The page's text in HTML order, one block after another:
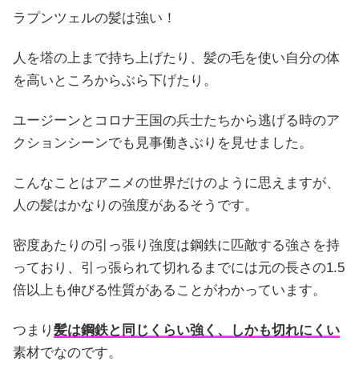
ラプンツェルの髪は強い！
人を塔の上まで持ち上げたり、髪の毛を使い自分の体
を高いところからぶら下げたり。
ユージーンとコロナ王国の兵士たちから逃げる時のア
クションシーンでも見事働きぶりを見せました。
こんなことはアニメの世界だけのように思えますが、
人の髪はかなりの強度があるそうです。
密度あたりの引っ張り強度は鋼鉄に匹敵する強さを持
っており、引っ張られて切れるまでには元の長さの1.5
倍以上も伸びる性質があることがわかっています。
つまり 髪は鋼鉄と同じくらい強く、しかも切れにくい
素材でなのです。